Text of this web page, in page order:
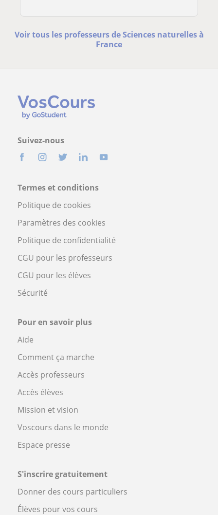
Voir tous les professeurs de Sciences naturelles à
France
Suivez-nous
Termes et conditions
Politique de cookies
Paramètres des cookies
Politique de confidentialité
CGU pour les professeurs
CGU pour les élèves
Sécurité
Pour en savoir plus
Aide
Comment ça marche
Accès professeurs
Accès élèves
Mission et vision
Voscours dans le monde
Espace presse
S'inscrire gratuitement
Donner des cours particuliers
Élèves pour vos cours